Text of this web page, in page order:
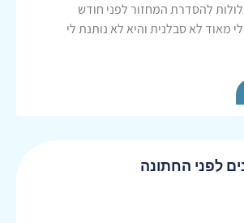
להסדרת המחזור לפני חודש
מאוד לא סבלנית והיא לא נותנת לי
לפני החתונה